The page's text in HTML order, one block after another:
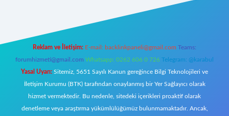
Reklam ve İletişim: E-mail: backlinkpaneli@gmail.com Teams:
forumhizmeti@gmail.com Whatsapp: 0262 606 0 726 Telegram: @karabul
Yasal Uyarı: Sitemiz, 5651 Sayılı Kanun gereğince Bilgi Teknolojileri ve
İletişim Kurumu (BTK) tarafından onaylanmış bir Yer Sağlayıcı olarak
hizmet vermektedir. Bu nedenle, sitedeki içerikleri proaktif olarak
denetleme veya araştırma yükümlülüğümüz bulunmamaktadır. Ancak,